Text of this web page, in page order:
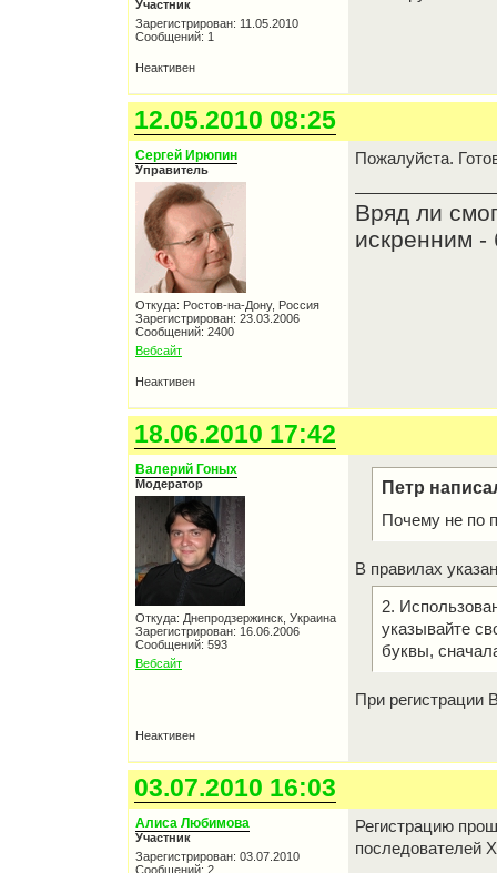
Участник
Зарегистрирован: 11.05.2010
Сообщений: 1
Неактивен
12.05.2010 08:25
Сергей Ирюпин
Управитель
Откуда: Ростов-на-Дону, Россия
Зарегистрирован: 23.03.2006
Сообщений: 2400
Вебсайт
Пожалуйста.
Вряд ли
искренним -
Неактивен
18.06.2010 17:42
Валерий Гоных
Модератор
Откуда: Днепродзержинск, Украина
Зарегистрирован: 16.06.2006
Сообщений: 593
Вебсайт
Петр
Почему не по
В правилах
2.
указывайте
буквы,
При
Неактивен
03.07.2010 16:03
Алиса Любимова
Участник
Зарегистрирован: 03.07.2010
Сообщений: 2
Регистрацию
последователей